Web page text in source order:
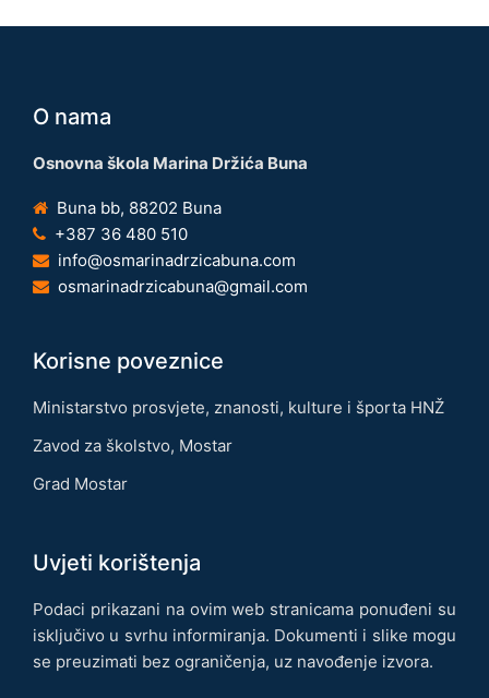
O nama
Osnovna škola Marina Držića Buna
Buna bb, 88202 Buna
+387 36 480 510
info@osmarinadrzicabuna.com
osmarinadrzicabuna@gmail.com
Korisne poveznice
Ministarstvo prosvjete, znanosti, kulture i športa HNŽ
Zavod za školstvo, Mostar
Grad Mostar
Uvjeti korištenja
Podaci prikazani na ovim web stranicama ponuđeni su
isključivo u svrhu informiranja. Dokumenti i slike mogu
se preuzimati bez ograničenja, uz navođenje izvora.